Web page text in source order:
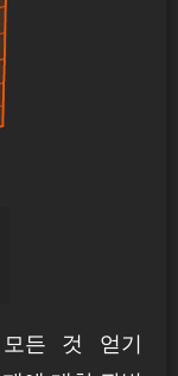
든 것 얻기